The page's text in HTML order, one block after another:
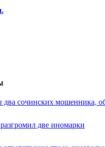
сочинских мошенника,
две иномарки